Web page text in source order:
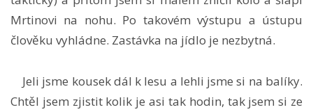
Mrtinovi na nohu. Po takovém výstupu a ústupu
člověku vyhládne. Zastávka na jídlo je nezbytná.
Jeli jsme kousek dál k lesu a lehli jsme si na balíky.
Chtěl jsem zjistit kolik je asi tak hodin, tak jsem si ze